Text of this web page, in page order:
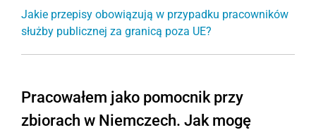
Jakie przepisy obowiązują w przypadku pracowników
służby publicznej za granicą poza UE?
Pracowałem jako pomocnik przy
zbiorach w Niemczech. Jak mogę